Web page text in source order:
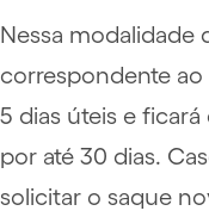
Nessa modalidade
correspondente ao
5 dias úteis e
por até 30 dias.
solicitar o saque